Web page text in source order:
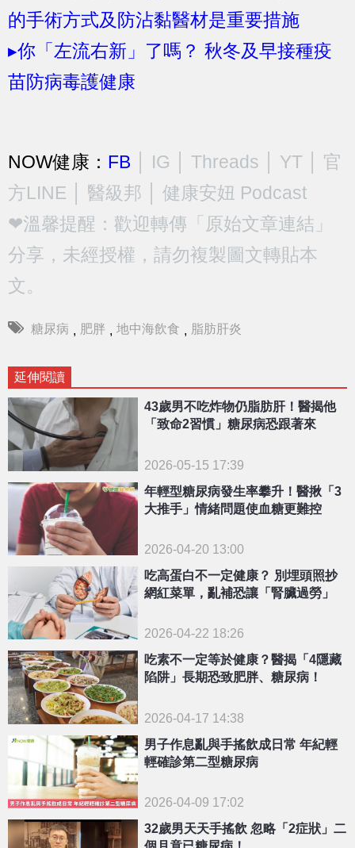
的手術方式及防沾黏醫材是重要措施
▸你「左流右新」了嗎？ 秋冬及早接種疫
苗防病毒護健康
NOW健康： FB│ IG Threads YT│ 官
方LINE
醫級邦
健康安妞 Podcast
❤溫馨提醒：歡迎轉傳「原始文章連結」
分享，未經授權，請勿複製圖文轉貼本
文。
糖尿病 , 肥胖 , 地中海飲食 , 脂肪肝炎
延伸閱讀
43歲男不吃炸物仍脂肪肝！醫揭他
「致命2習慣」糖尿病恐跟著來
2026-05-15 17:39
年輕型糖尿病發生率攀升！醫揪「3
大推手」情緒問題使血糖更難控
2026-04-20 13:00
吃高蛋白不一定健康？ 別埋頭照抄
網紅菜單，亂補恐讓「腎臟過勞」
2026-04-22 18:26
吃素不一定等於健康？醫揭「4隱藏
陷阱」長期恐致肥胖、糖尿病！
2026-04-17 14:38
男子作息亂與手搖飲成日常 年紀輕
輕確診第二型糖尿病
2026-04-09 17:02
32歲男天天手搖飲 忽略「2症狀」二